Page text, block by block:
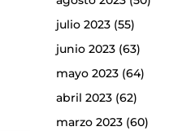
julio 2023(55)
junio 2023(63)
mayo 2023(64)
abril 2023(62)
marzo 2023(60)